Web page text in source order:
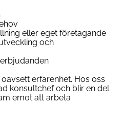
eller eget företagande
och
erfarenhet. Hos oss
konsultchef och blir en del
emot att arbeta